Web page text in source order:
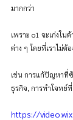
มากกว่า
เพราะ o1 จะเก่งใน
ต่าง ๆ โดยที่เราไม่ต้
เช่น การแก้ปัญหาที่
ธุรกิจ, การทำโจทย์
https://